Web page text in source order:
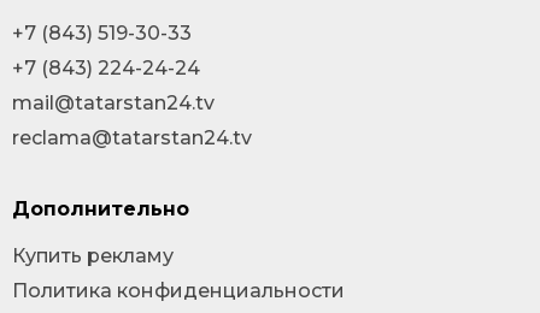
+7 (843) 519-30-33
+7 (843) 224-24-24
mail@tatarstan24.tv
reclama@tatarstan24.tv
Дополнительно
Купить рекламу
Политика конфиденциальности